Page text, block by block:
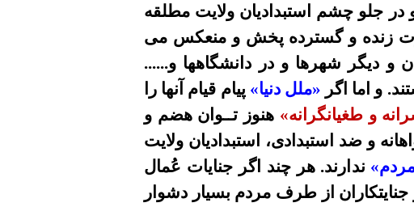
جلو چشم استبدادیان ولایت مطلقه
زنده و گسترده پخش و منعکس می
و دیگر شهرها و در دانشگاهها و......
و اما اگر «ملل دنیا» پیام قیام آنها را
و طغیانگرانه» هنوز تــوان هضم و
و ضد استبدادی، استبدادیان ولایت
ندارند. هر چند اگر جنایات عُمال
جنایتکاران از طرف مردم بسیار دشوار